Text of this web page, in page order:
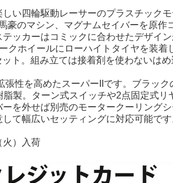
い四輪駆動レーサーのプラスチック
豪のマシン、マグナムセイバーを原
ッカーはコミックに合わせたデザイ
クホイールにローハイトタイヤを装
ト。組み立ては接着剤を使わないは
性を高めたスーパーIIです。ブラッ
製。ターン式スイッチや2点固定式
を外せば別売のモータークーリング
て幅広いセッティングに対応可能です
）入荷